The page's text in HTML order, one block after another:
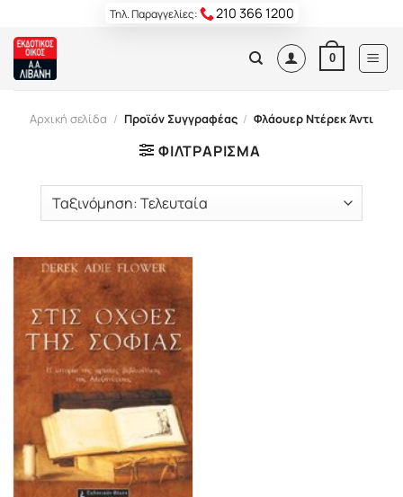
content
Τηλ. Παραγγελίες: 210 366 1200
0
Αρχική σελίδα / Προϊόν Συγγραφέας / Φλάουερ Ντέρεκ Άντι
ΦΙΛΤΡΆΡΙΣΜΑ